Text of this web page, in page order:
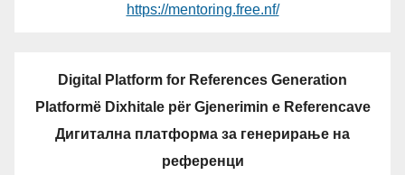
https://mentoring.free.nf/
Digital Platform for References Generation
Platformë Dixhitale për Gjenerimin e Referencave
Дигитална платформа за генерирање на
референци